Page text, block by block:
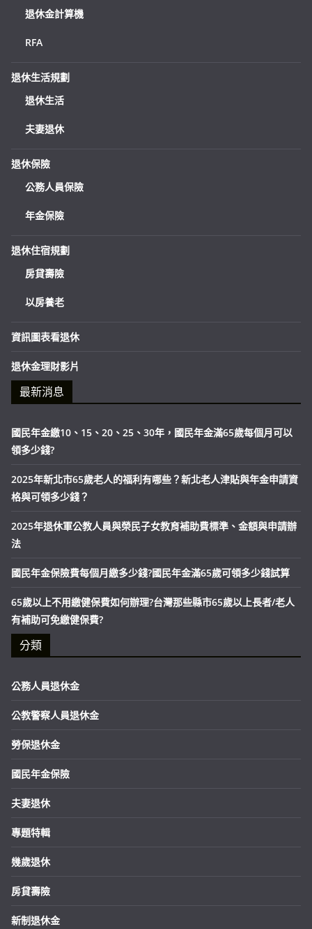
退休金計算機
RFA
退休生活規劃
退休生活
夫妻退休
退休保險
公務人員保險
年金保險
退休住宿規劃
房貸壽險
以房養老
資訊圖表看退休
退休金理財影片
最新消息
國民年金繳10、15、20、25、30年，國民年金滿65歲每個月可以
領多少錢?
2025年新北市65歲老人的福利有哪些？新北老人津貼與年金申請資
格與可領多少錢？
2025年退休軍公教人員與榮民子女教育補助費標準、金額與申請辦
法
國民年金保險費每個月繳多少錢?國民年金滿65歲可領多少錢試算
65歲以上不用繳健保費如何辦理?台灣那些縣市65歲以上長者/老人
有補助可免繳健保費?
分類
公務人員退休金
公教警察人員退休金
勞保退休金
國民年金保險
夫妻退休
專題特輯
幾歲退休
房貸壽險
新制退休金